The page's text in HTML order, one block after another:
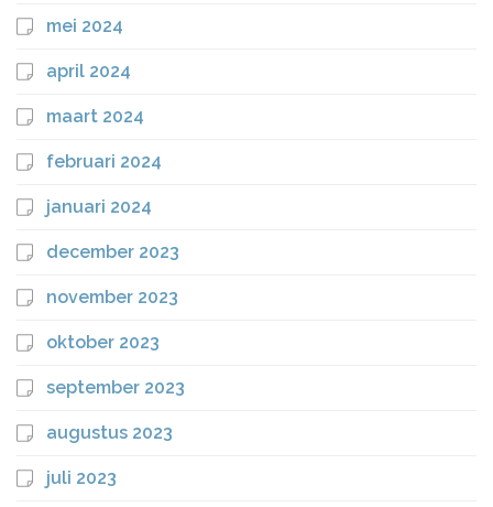
mei 2024
april 2024
maart 2024
februari 2024
januari 2024
december 2023
november 2023
oktober 2023
september 2023
augustus 2023
juli 2023